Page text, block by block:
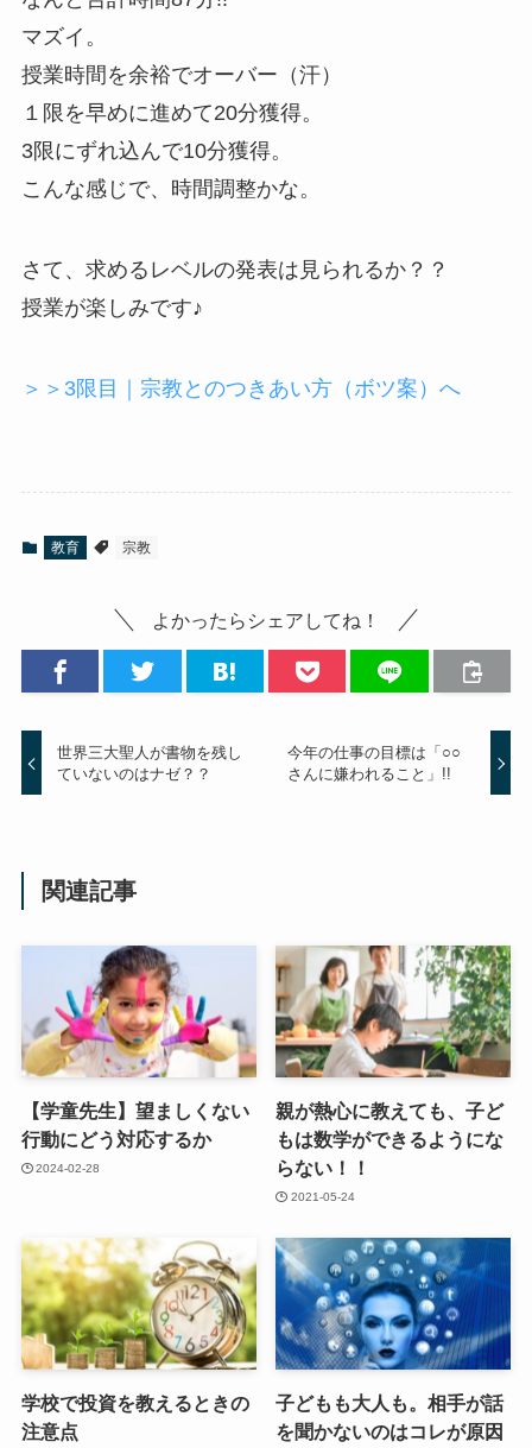
マズイ。
授業時間を余裕でオーバー（汗）
１限を早めに進めて20分獲得。
3限にずれ込んで10分獲得。
こんな感じで、時間調整かな。
さて、求めるレベルの発表は見られるか？？
授業が楽しみです♪
＞＞3限目｜宗教とのつきあい方（ボツ案）へ
教育 宗教
よかったらシェアしてね！
世界三大聖人が書物を残し
ていないのはナゼ？？
今年の仕事の目標は「○○
さんに嫌われること」!!
関連記事
【学童先生】望ましくない
行動にどう対応するか
2024-02-28
親が熱心に教えても、子ど
もは数学ができるようにな
らない！！
2021-05-24
学校で投資を教えるときの
注意点
子どもも大人も。相手が話
を聞かないのはコレが原因